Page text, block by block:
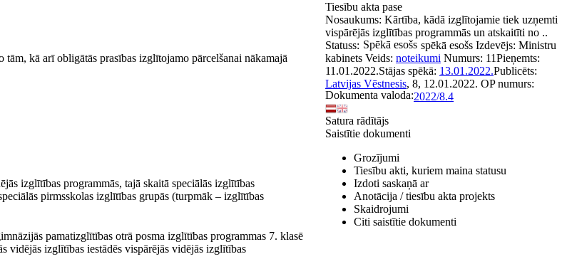
kā arī obligātās prasības izglītojamo pārcelšanai nākamajā
izglītības programmās, tajā skaitā speciālās izglītības
pirmsskolas izglītības grupās (turpmāk – izglītības
pamatizglītības otrā posma izglītības programmas 7. klasē
vidējās izglītības iestādēs vispārējās vidējās izglītības
Tiesību akta pase
Nosaukums: Kārtība, kādā izglītojamie tiek uzņemti
vispārējās izglītības programmās un atskaitīti no ..
Statuss: Spēkā esošs spēkā esošs Izdevējs: Ministru
kabinets Veids: noteikumi Numurs: 11Pieņemts:
11.01.2022.Stājas spēkā: 13.01.2022.Publicēts:
Latvijas Vēstnesis, 8, 12.01.2022. OP numurs:
2022/8.4
Dokumenta valoda:
Satura rādītājs
Saistītie dokumenti
Grozījumi
Tiesību akti, kuriem maina statusu
Izdoti saskaņā ar
Anotācija / tiesību akta projekts
Skaidrojumi
Citi saistītie dokumenti